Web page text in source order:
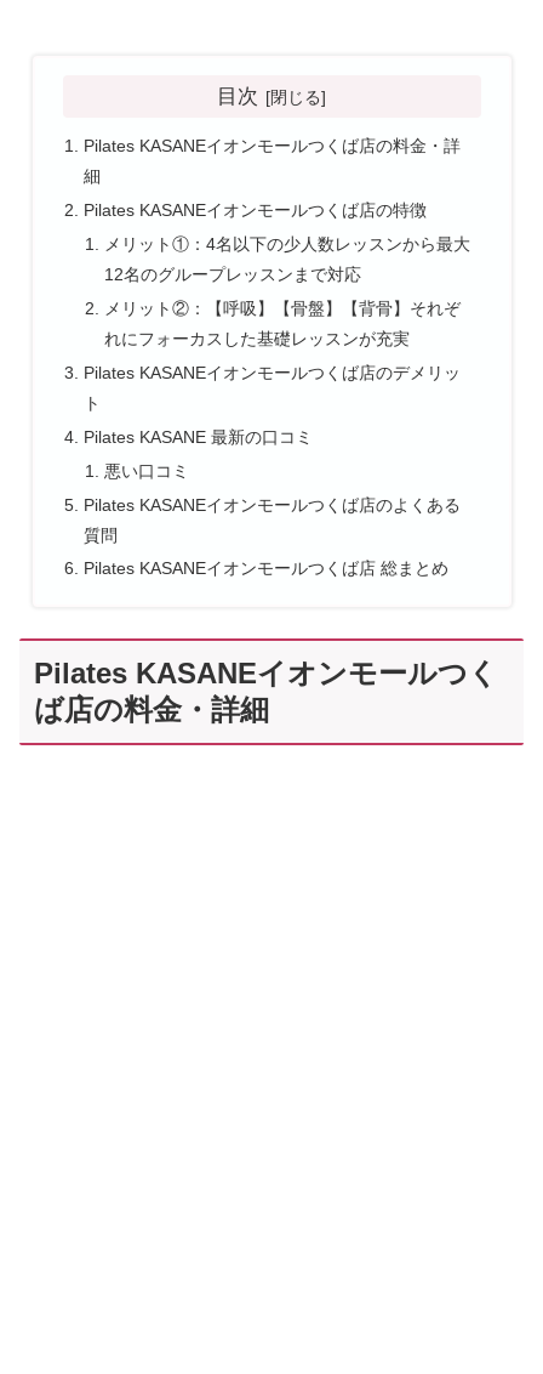
目次
Pilates KASANEイオンモールつくば店の料金・詳
細
Pilates KASANEイオンモールつくば店の特徴
メリット①：4名以下の少人数レッスンから最大
12名のグループレッスンまで対応
メリット②：【呼吸】【骨盤】【背骨】それぞ
れにフォーカスした基礎レッスンが充実
Pilates KASANEイオンモールつくば店のデメリッ
ト
Pilates KASANE 最新の口コミ
悪い口コミ
Pilates KASANEイオンモールつくば店のよくある
質問
Pilates KASANEイオンモールつくば店 総まとめ
Pilates KASANEイオンモールつく
ば店の料金・詳細